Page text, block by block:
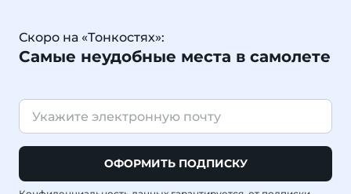
Скоро на «Тонкостях»:
Самые неудобные места в самолете
ОФОРМИТЬ ПОДПИСКУ